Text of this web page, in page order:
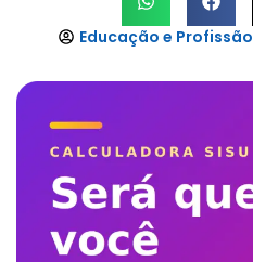
Educação e Profissão